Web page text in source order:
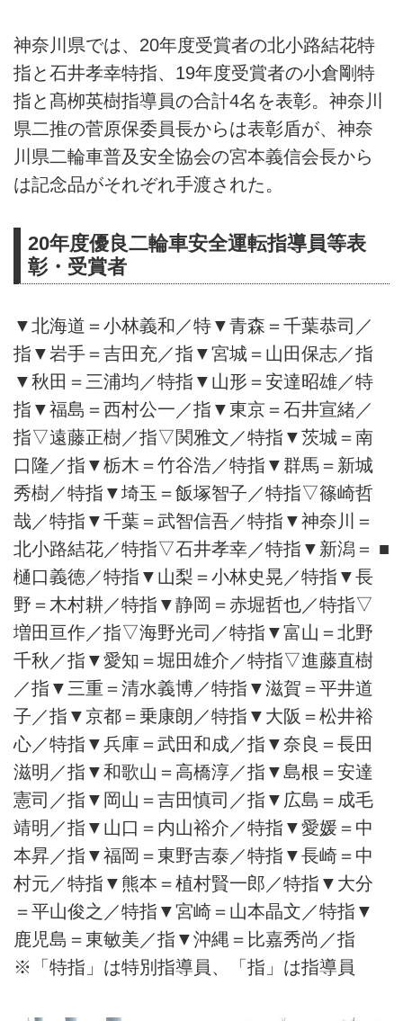
神奈川県では、20年度受賞者の北小路結花特
指と石井孝幸特指、19年度受賞者の小倉剛特
指と髙栁英樹指導員の合計4名を表彰。神奈川
県二推の菅原保委員長からは表彰盾が、神奈
川県二輪車普及安全協会の宮本義信会長から
は記念品がそれぞれ手渡された。
20年度優良二輪車安全運転指導員等表
彰・受賞者
▼北海道＝小林義和／特▼青森＝千葉恭司／
指▼岩手＝吉田充／指▼宮城＝山田保志／指
▼秋田＝三浦均／特指▼山形＝安達昭雄／特
指▼福島＝西村公一／指▼東京＝石井宣緒／
指▽遠藤正樹／指▽関雅文／特指▼茨城＝南
口隆／指▼栃木＝竹谷浩／特指▼群馬＝新城
秀樹／特指▼埼玉＝飯塚智子／特指▽篠崎哲
哉／特指▼千葉＝武智信吾／特指▼神奈川＝
北小路結花／特指▽石井孝幸／特指▼新潟＝ ■
樋口義徳／特指▼山梨＝小林史晃／特指▼長
野＝木村耕／特指▼静岡＝赤堀哲也／特指▽
増田亘作／指▽海野光司／特指▼富山＝北野
千秋／指▼愛知＝堀田雄介／特指▽進藤直樹
／指▼三重＝清水義博／特指▼滋賀＝平井道
子／指▼京都＝乗康朗／特指▼大阪＝松井裕
心／特指▼兵庫＝武田和成／指▼奈良＝長田
滋明／指▼和歌山＝高橋淳／指▼島根＝安達
憲司／指▼岡山＝吉田慎司／指▼広島＝成毛
靖明／指▼山口＝内山裕介／特指▼愛媛＝中
本昇／指▼福岡＝東野吉泰／特指▼長崎＝中
村元／特指▼熊本＝植村賢一郎／特指▼大分
＝平山俊之／特指▼宮崎＝山本晶文／特指▼
鹿児島＝東敏美／指▼沖縄＝比嘉秀尚／指
※「特指」は特別指導員、「指」は指導員